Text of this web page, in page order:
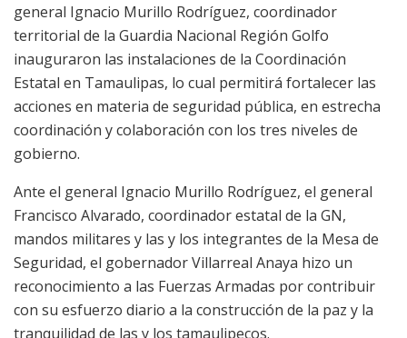
general Ignacio Murillo Rodríguez, coordinador
territorial de la Guardia Nacional Región Golfo
inauguraron las instalaciones de la Coordinación
Estatal en Tamaulipas, lo cual permitirá fortalecer las
acciones en materia de seguridad pública, en estrecha
coordinación y colaboración con los tres niveles de
gobierno.
Ante el general Ignacio Murillo Rodríguez, el general
Francisco Alvarado, coordinador estatal de la GN,
mandos militares y las y los integrantes de la Mesa de
Seguridad, el gobernador Villarreal Anaya hizo un
reconocimiento a las Fuerzas Armadas por contribuir
con su esfuerzo diario a la construcción de la paz y la
tranquilidad de las y los tamaulipecos.